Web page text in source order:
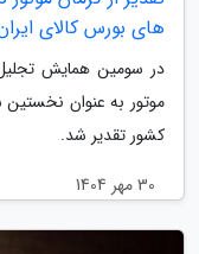
های بورس کالای
در سومین همایش تجلیل
موتور به عنوان
کشور تقدیر شد.
30 مهر 1404